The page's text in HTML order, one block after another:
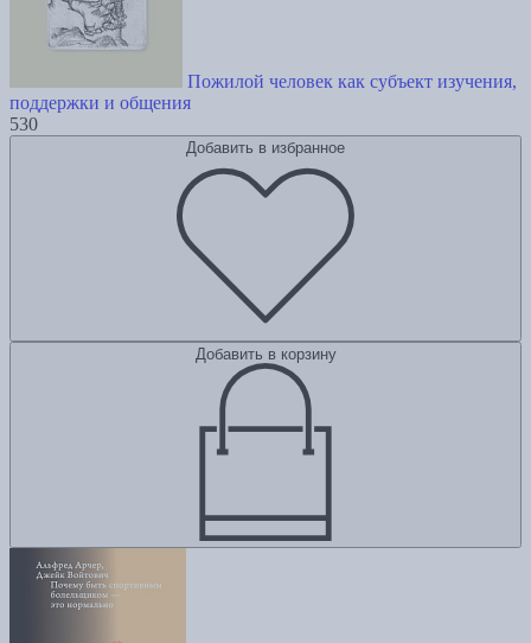
Пожилой человек как субъект изучения,
поддержки и общения
530
Добавить в избранное
Добавить в корзину